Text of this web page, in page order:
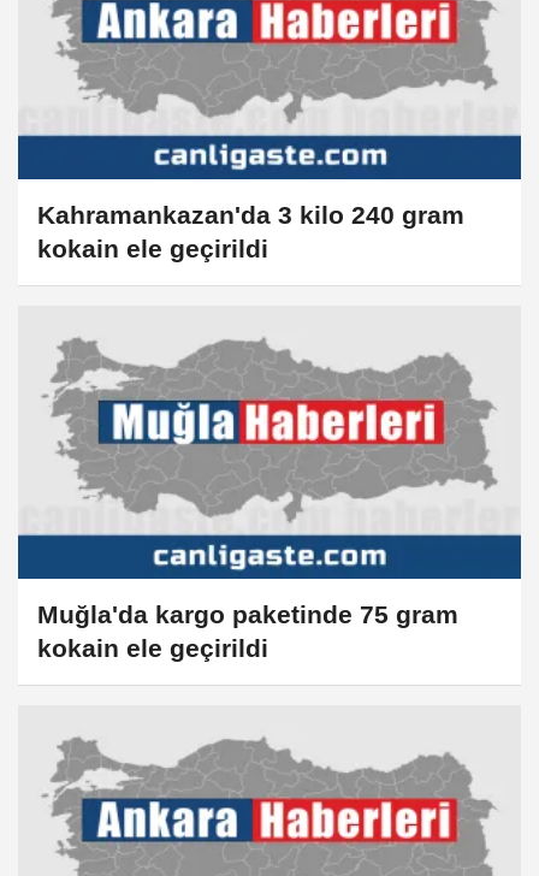
Kahramankazan'da 3 kilo 240 gram
kokain ele geçirildi
Muğla'da kargo paketinde 75 gram
kokain ele geçirildi